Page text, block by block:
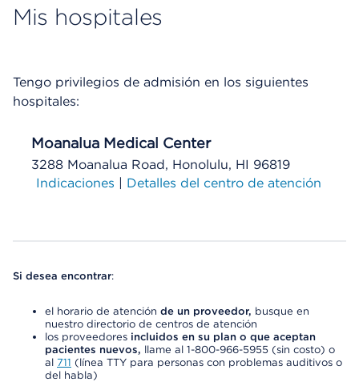
Mis hospitales
Tengo privilegios de admisión en los siguientes
hospitales:
Moanalua Medical Center
3288 Moanalua Road, Honolulu, HI 96819
Indicaciones | Detalles del centro de atención
Si desea encontrar:
el horario de atención de un proveedor, busque en
nuestro directorio de centros de atención
los proveedores incluidos en su plan o que aceptan
pacientes nuevos, llame al 1-800-966-5955 (sin costo) o
al 711 (línea TTY para personas con problemas auditivos o
del habla)